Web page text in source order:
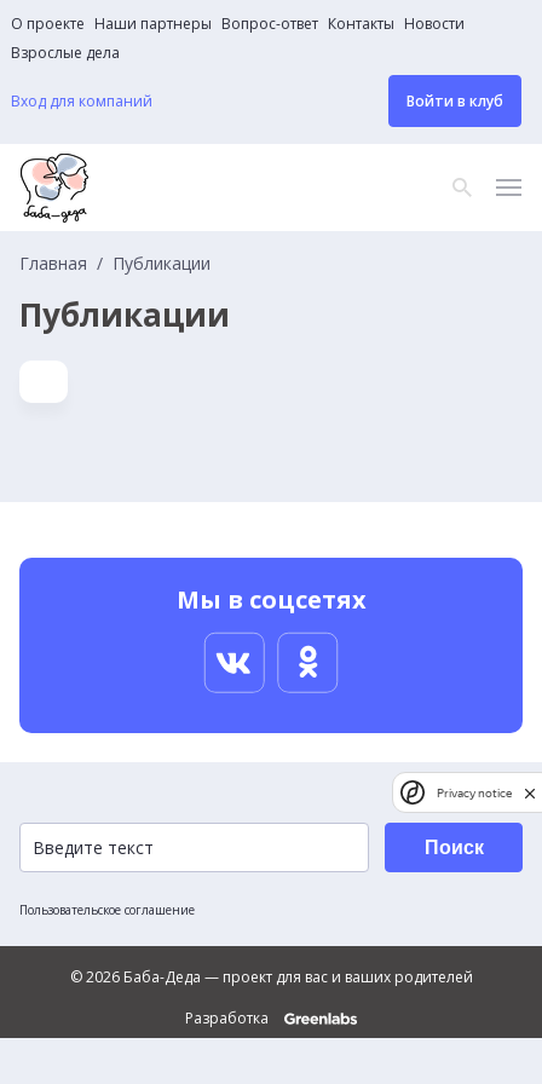
О проекте Наши партнеры Вопрос-ответ Контакты Новости
Взрослые дела
Вход для компаний Войти в клуб
Главная Публикации
Публикации
Мы в соцсетях
Пользовательское соглашение
Поиск
© 2026 Баба-Деда — проект для вас и ваших родителей
Разработка
Privacy notice